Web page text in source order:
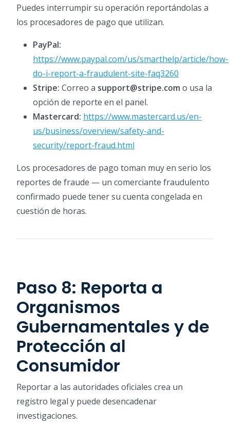
Puedes interrumpir su operación reportándolas a
los procesadores de pago que utilizan.
PayPal:
https://www.paypal.com/us/smarthelp/article/how-
do-i-report-a-fraudulent-site-faq3260
Stripe: Correo a support@stripe.com o usa la
opción de reporte en el panel.
Mastercard: https://www.mastercard.us/en-
us/business/overview/safety-and-
security/report-fraud.html
Los procesadores de pago toman muy en serio los
reportes de fraude — un comerciante fraudulento
confirmado puede tener su cuenta congelada en
cuestión de horas.
Paso 8: Reporta a
Organismos
Gubernamentales y de
Protección al
Consumidor
Reportar a las autoridades oficiales crea un
registro legal y puede desencadenar
investigaciones.